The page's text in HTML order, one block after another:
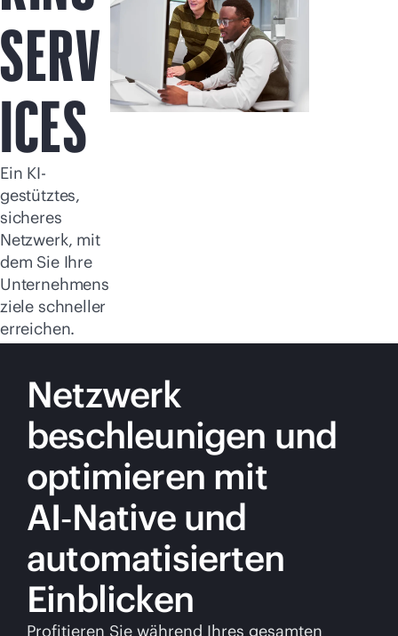
Jetzt kaufen
SERV
ICES
Ein KI-
gestütztes,
sicheres
Netzwerk, mit
dem Sie Ihre
Unternehmens
ziele schneller
erreichen.
Netzwerk
beschleunigen und
optimieren mit
AI‑Native und
automatisierten
Einblicken
Profitieren Sie während Ihres gesamten